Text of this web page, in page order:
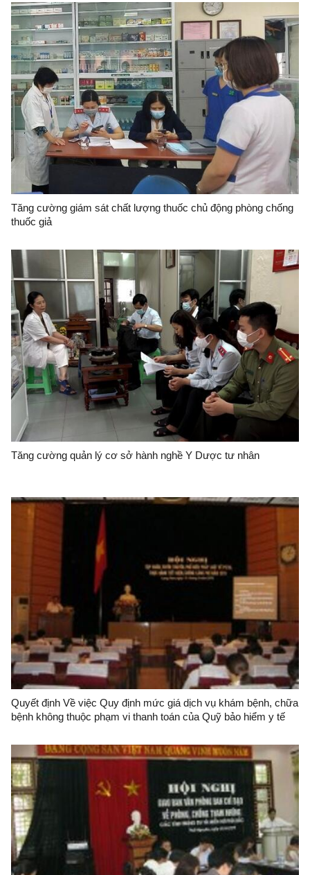
Tăng cường giám sát chất lượng thuốc chủ động phòng chống
thuốc giả
Tăng cường quản lý cơ sở hành nghề Y Dược tư nhân
Quyết định Về việc Quy định mức giá dịch vụ khám bệnh, chữa
bệnh không thuộc phạm vi thanh toán của Quỹ bảo hiểm y tế
bàn tỉnh Lạng Sơn